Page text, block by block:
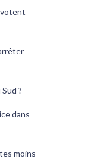
votent
?
dans
moins